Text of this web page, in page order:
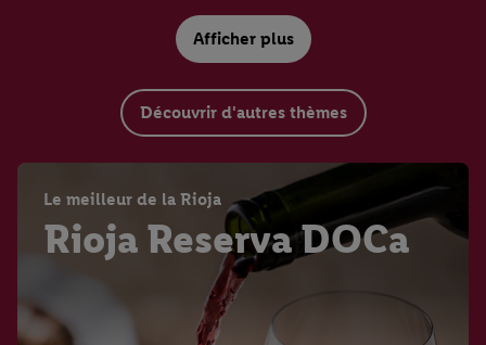
Weinwissen
Carte des vins d'Italie
Weingut
Tenuta di Castellaro
Afficher plus
Découvrir d'autres thèmes
Le meilleur de la Rioja
Rioja Reserva DOCa